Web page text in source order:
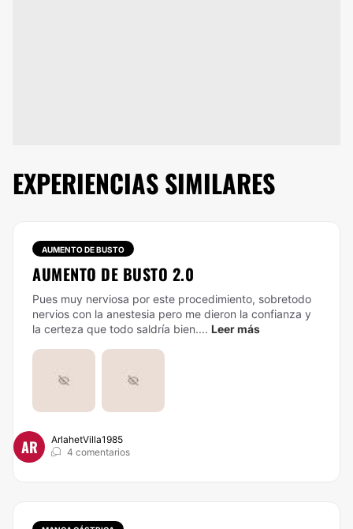
EXPERIENCIAS SIMILARES
AUMENTO DE BUSTO
AUMENTO DE BUSTO 2.0
Pues muy nerviosa por este procedimiento, sobretodo
nervios con la anestesia pero me dieron la confianza y
la certeza que todo saldría bien.... Leer más
AR
ArlahetVilla1985
4 comentarios